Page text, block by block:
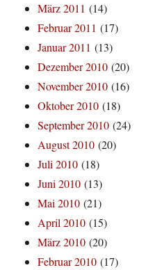
März 2011 (14)
Februar 2011 (17)
Januar 2011 (13)
Dezember 2010 (20)
November 2010 (16)
Oktober 2010 (18)
September 2010 (24)
August 2010 (20)
Juli 2010 (18)
Juni 2010 (13)
Mai 2010 (21)
April 2010 (15)
März 2010 (20)
Februar 2010 (17)